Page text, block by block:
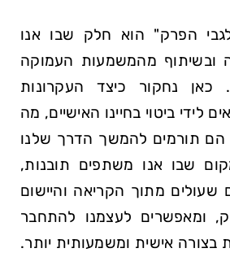
הפרק" הוא חלק שבו אנו
ובשיתוף מהמשמעות העמוקה
כאן נחקור כיצד העקרונות
לידי ביטוי בחיינו האישיים, מה
הם תורמים להמשך הדרך שלנו
שבו אנו משתפים תובנות,
שעולים מתוך הקריאה והיישום
ומאפשרים לעצמנו להתחבר
בצורה אישית ומשמעותית יותר.